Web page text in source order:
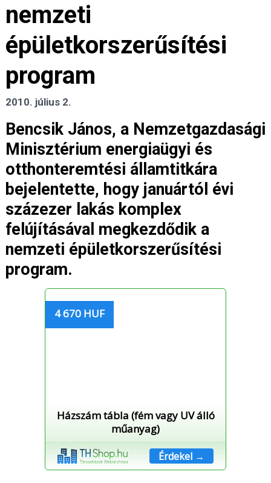
nemzeti
épületkorszerűsítési
program
2010. július 2.
Bencsik János, a Nemzetgazdasági
Minisztérium energiaügyi és
otthonteremtési államtitkára
bejelentette, hogy januártól évi
százezer lakás komplex
felújításával megkezdődik a
nemzeti épületkorszerűsítési
program.
4 670 HUF
Házszám tábla (fém vagy UV álló
műanyag)
Érdekel →